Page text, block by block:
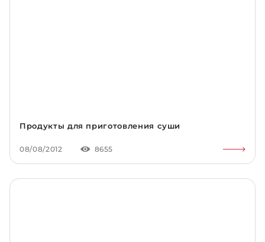
Продукты для приготовления суши
08/08/2012 8655